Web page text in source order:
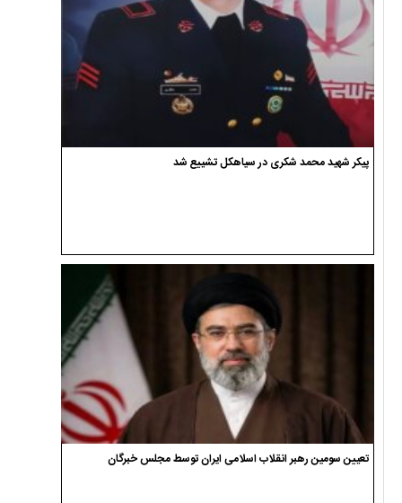
پیکر شهید محمد شکری در سیاهکل تشییع شد
تعیین سومین رهبر انقلاب اسلامی ایران توسط مجلس خبرگان